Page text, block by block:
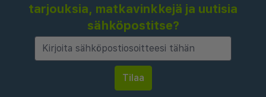
tarjouksia, matkavinkkejä ja uutisia
sähköpostitse?